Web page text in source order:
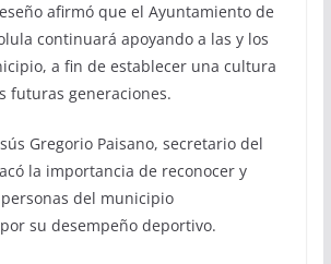
afirmó que el Ayuntamiento de
continuará apoyando a las y los
a fin de establecer una cultura
futuras generaciones.
Gregorio Paisano, secretario del
la importancia de reconocer y
del municipio
su desempeño deportivo.